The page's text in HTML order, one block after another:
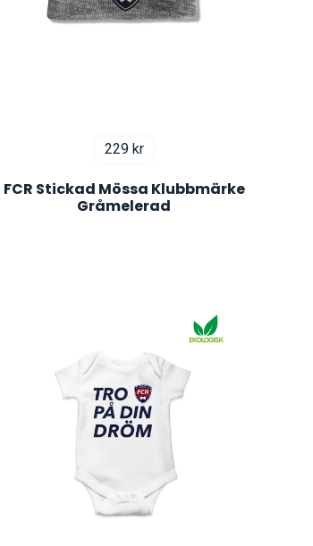
229 kr
FCR Stickad Mössa Klubbmärke
Gråmelerad